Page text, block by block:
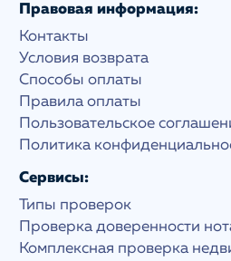
Правовая информация:
Контакты
Условия возврата
Способы оплаты
Правила оплаты
Пользовательское
Политика
Сервисы:
Типы проверок
Проверка доверенности
Комплексная проверка